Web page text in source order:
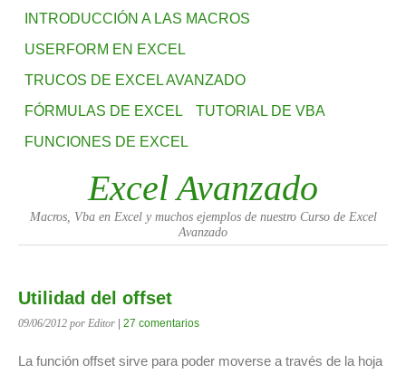
INTRODUCCIÓN A LAS MACROS
USERFORM EN EXCEL
TRUCOS DE EXCEL AVANZADO
FÓRMULAS DE EXCEL
TUTORIAL DE VBA
FUNCIONES DE EXCEL
Excel Avanzado
Macros, Vba en Excel y muchos ejemplos de nuestro Curso de Excel
Avanzado
Utilidad del offset
09/06/2012 por Editor 27 comentarios
La función offset sirve para poder moverse a través de la hoja